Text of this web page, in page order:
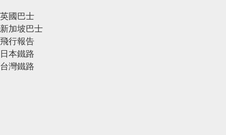
英國巴士
新加坡巴士
飛行報告
日本鐵路
台灣鐵路